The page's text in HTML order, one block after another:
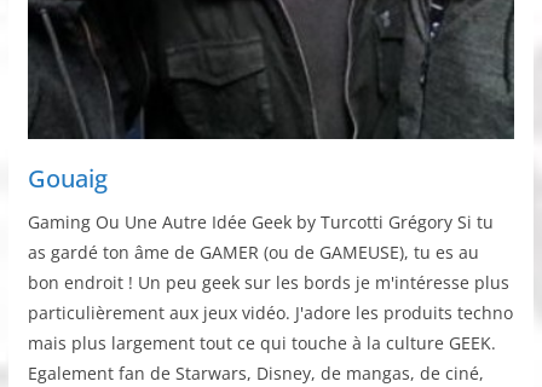
Gouaig
Gaming Ou Une Autre Idée Geek by Turcotti Grégory Si tu
as gardé ton âme de GAMER (ou de GAMEUSE), tu es au
bon endroit ! Un peu geek sur les bords je m'intéresse plus
particulièrement aux jeux vidéo. J'adore les produits techno
mais plus largement tout ce qui touche à la culture GEEK.
Egalement fan de Starwars, Disney, de mangas, de ciné,